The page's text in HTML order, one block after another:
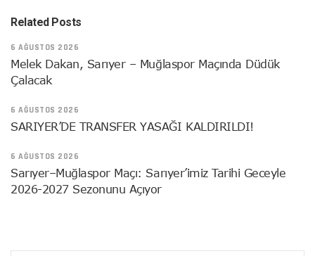
Related Posts
6 AĞUSTOS 2026
Melek Dakan, Sarıyer – Muğlaspor Maçında Düdük
Çalacak
6 AĞUSTOS 2026
SARIYER’DE TRANSFER YASAĞI KALDIRILDI!
6 AĞUSTOS 2026
Sarıyer–Muğlaspor Maçı: Sarıyer’imiz Tarihi Geceyle
2026-2027 Sezonunu Açıyor